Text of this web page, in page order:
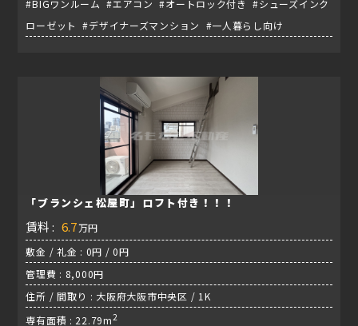
#BIGワンルーム #エアコン #オートロック付き #シューズインク
ローゼット #デザイナーズマンション #一人暮らし向け
「ブランシェ松屋町」ロフト付き！！！
賃料 : 6.7万円
敷金 / 礼金 : 0円 / 0円
管理費 : 8,000円
住所 / 間取り : 大阪府大阪市中央区 / 1K
専有面積 : 22.79m2